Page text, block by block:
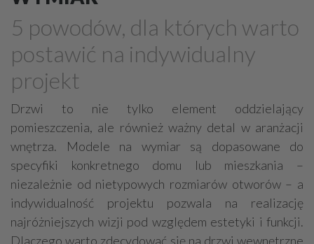
Drewno, konstrukcje drewniane
Farby, kleje, lakiery, emalie
Beton
Cegły, pustaki, bloczki
Szalunki, szalunki kartonowe
Techniki zamocowań
Beton komórkowy
Kruszywa
Systemy kominowe
Izolacje akustyczne
Składy budowlane
Stal, wyroby stalowe
Sklejki Blachy
Szkło
Tworzywa sztuczne
Styropian
System barw
Filtry
Metale
5 powodów, dla których warto
postawić na indywidualny
projekt
Drzwi to nie tylko element oddzielający
pomieszczenia, ale również ważny detal w aranżacji
wnętrza. Modele na wymiar są dopasowane do
specyfiki konkretnego domu lub mieszkania –
niezależnie od nietypowych rozmiarów otworów – a
indywidualność projektu pozwala na realizację
najróżniejszych wizji pod względem estetyki i funkcji.
Dlaczego warto zdecydować się na drzwi wewnętrzne